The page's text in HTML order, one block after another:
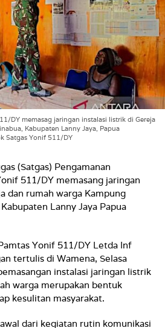
DY memasag jaringan instalasi listrik di Gereja
Kabupaten Lanny Jaya, Papua
Satgas Yonif 511/DY
(Satgas) Pengamanan
511/DY memasang jaringan
dan rumah warga Kampung
Lanny Jaya Papua
Yonif 511/DY Letda Inf
tertulis di Wamena, Selasa
instalasi jaringan listrik
warga merupakan bentuk
kesulitan masyarakat.
dari kegiatan rutin komunikasi